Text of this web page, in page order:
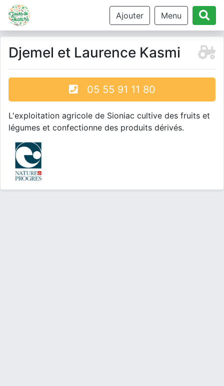
Ajouter Menu
Djemel et Laurence Kasmi
05 55 91 11 80
L'exploitation agricole de Sioniac cultive des fruits et
légumes et confectionne des produits dérivés.